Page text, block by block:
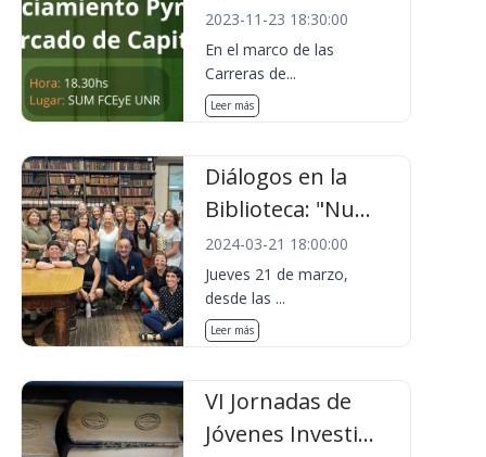
2023-11-23 18:30:00
En el marco de las
Carreras de...
Leer más
Diálogos en la
Biblioteca: "Nu...
2024-03-21 18:00:00
Jueves 21 de marzo,
desde las ...
Leer más
VI Jornadas de
Jóvenes Investi...